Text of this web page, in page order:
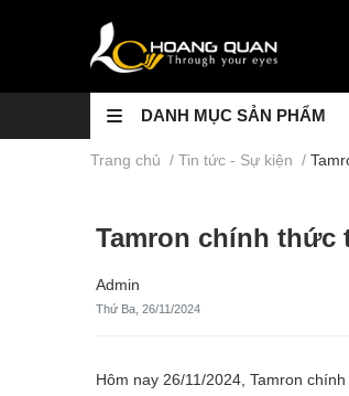
DANH MỤC SẢN PHẨM
Trang chủ / Tin tức - Sự kiện /
Tamron chính thức
Admin
Thứ Ba, 26/11/2024
Hôm nay 26/11/2024, Tamron